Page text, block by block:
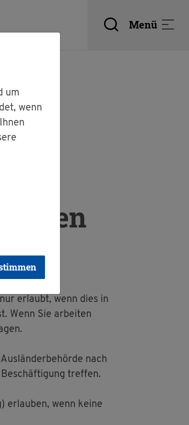
um
wenn
Menü
er­laubt, wenn dies in
Wenn Sie ar­bei­ten
nach
tref­fen.
er­lau­ben, wenn keine